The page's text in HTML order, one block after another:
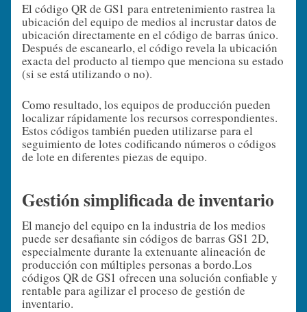
El código QR de GS1 para entretenimiento rastrea la
ubicación del equipo de medios al incrustar datos de
ubicación directamente en el código de barras único.
Después de escanearlo, el código revela la ubicación
exacta del producto al tiempo que menciona su estado
(si se está utilizando o no).
Como resultado, los equipos de producción pueden
localizar rápidamente los recursos correspondientes.
Estos códigos también pueden utilizarse para el
seguimiento de lotes codificando números o códigos
de lote en diferentes piezas de equipo.
Gestión simplificada de inventario
El manejo del equipo en la industria de los medios
puede ser desafiante sin códigos de barras GS1 2D,
especialmente durante la extenuante alineación de
producción con múltiples personas a bordo.Los
códigos QR de GS1 ofrecen una solución confiable y
rentable para agilizar el proceso de gestión de
inventario.